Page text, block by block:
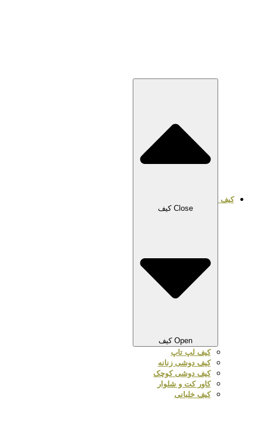
کیف
Close کیف
Open کیف
کیف لپ تاپ
کیف دوشی زنانه
کیف دوشی کوچک
کاور کت و شلوار
کیف خلبانی